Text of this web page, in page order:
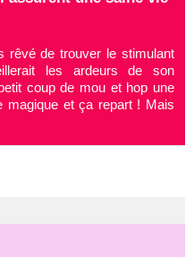
rêvé de trouver le stimulant
les ardeurs de son
coup de mou et hop une
magique et ça repart ! Mais